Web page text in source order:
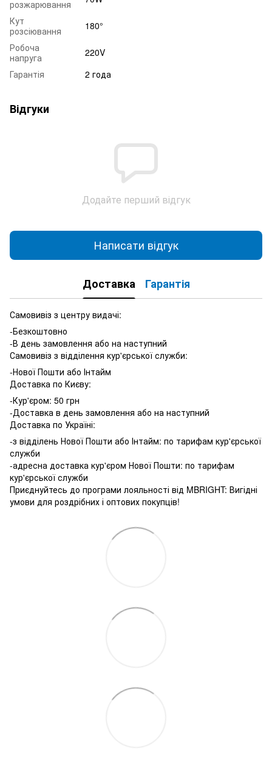
розжарювання
Кут
розсіювання
180°
Робоча
напруга
220V
Гарантія
2 года
Відгуки
Додайте перший відгук
Написати відгук
Доставка Гарантія
Самовивіз з центру видачі:
-Безкоштовно
-В день замовлення або на наступний
Самовивіз з відділення кур'єрської служби:
-Нової Пошти або Інтайм
Доставка по Києву:
-Кур'єром: 50 грн
-Доставка в день замовлення або на наступний
Доставка по Україні:
-з відділень Нової Пошти або Інтайм: по тарифам кур'єрської
служби
-адресна доставка кур'єром Нової Пошти: по тарифам
кур'єрської служби
Приєднуйтесь до програми лояльності від MBRIGHT: Вигідні
умови для роздрібних і оптових покупців!